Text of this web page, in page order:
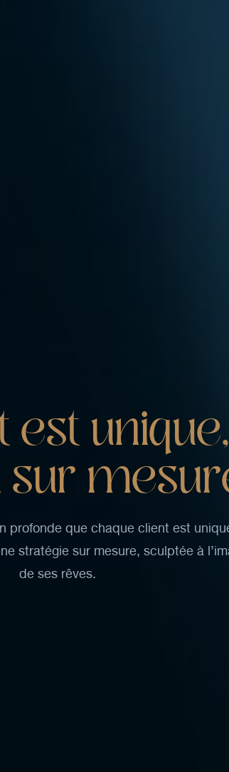
estunique,
surmesur
profonde que chaque client est
stratégie sur mesure, sculptée à
de ses rêves.